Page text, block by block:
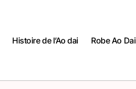
Histoire de l’Ao dai Robe Ao Dai